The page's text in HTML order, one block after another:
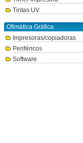
Tintas UV
Ofimática Gráfica
Impresoras/copiadoras
Periféricos
Software